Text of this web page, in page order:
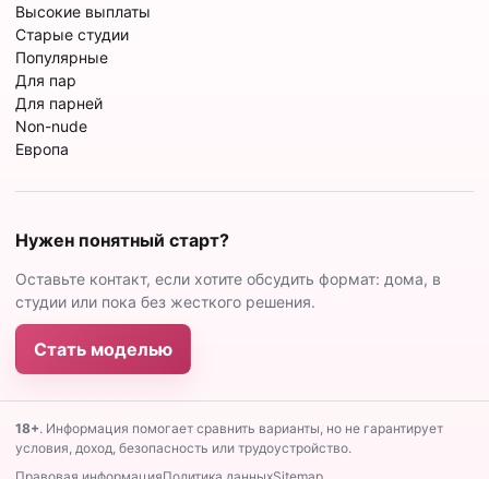
Высокие выплаты
Старые студии
Популярные
Для пар
Для парней
Non-nude
Европа
Нужен понятный старт?
Оставьте контакт, если хотите обсудить формат: дома, в
студии или пока без жесткого решения.
Стать моделью
18+. Информация помогает сравнить варианты, но не гарантирует
условия, доход, безопасность или трудоустройство.